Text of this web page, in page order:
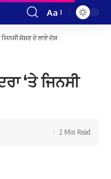
Font
Resizer
Aa
ਜਿਨਸੀ ਸ਼ੋਸ਼ਣ ਦੇ ਲਾਏ ਦੋਸ਼
‘ਤੇ ਜਿਨਸੀ
2 Min Read